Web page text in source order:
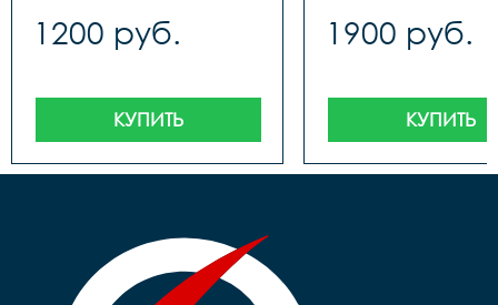
1200 руб.
КУПИТЬ
1900 руб.
КУПИТЬ